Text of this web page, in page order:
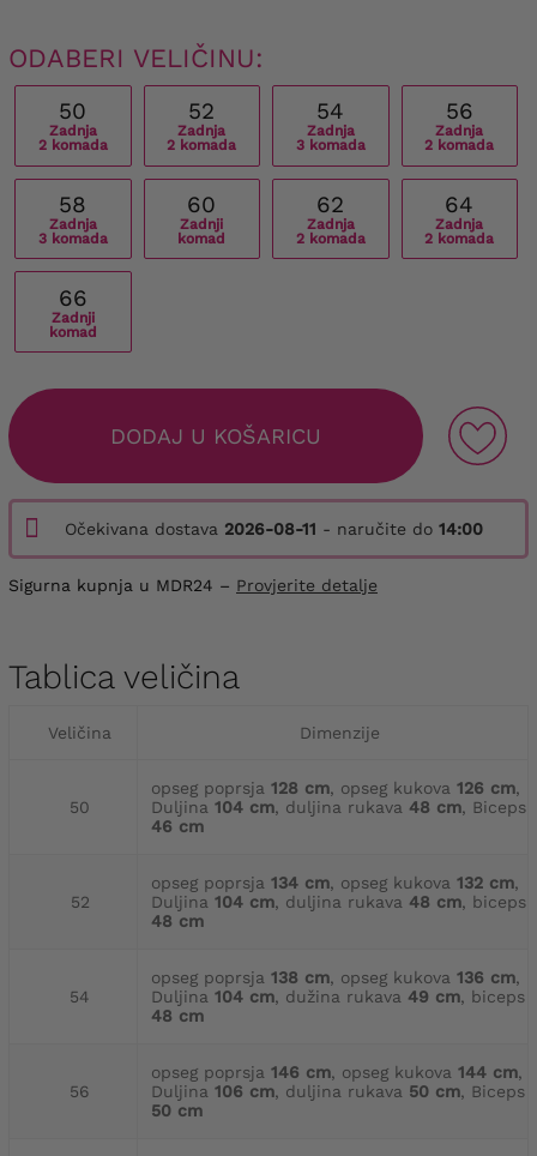
ODABERI VELIČINU:
50
Zadnja
2 komada
52
Zadnja
2 komada
54
Zadnja
3 komada
56
Zadnja
2 komada
58
Zadnja
3 komada
60
Zadnji
komad
62
Zadnja
2 komada
64
Zadnja
2 komada
66
Zadnji
komad
DODAJ U KOŠARICU
Očekivana dostava 2026-08-11 - naručite do 14:00
Sigurna kupnja u MDR24 – Provjerite detalje
Tablica veličina
Veličina Dimenzije
50
opseg poprsja 128 cm, opseg kukova 126 cm,
Duljina 104 cm, duljina rukava 48 cm, Biceps
46 cm
52
opseg poprsja 134 cm, opseg kukova 132 cm,
Duljina 104 cm, duljina rukava 48 cm, biceps
48 cm
54
opseg poprsja 138 cm, opseg kukova 136 cm,
Duljina 104 cm, dužina rukava 49 cm, biceps
48 cm
56
opseg poprsja 146 cm, opseg kukova 144 cm,
Duljina 106 cm, duljina rukava 50 cm, Biceps
50 cm